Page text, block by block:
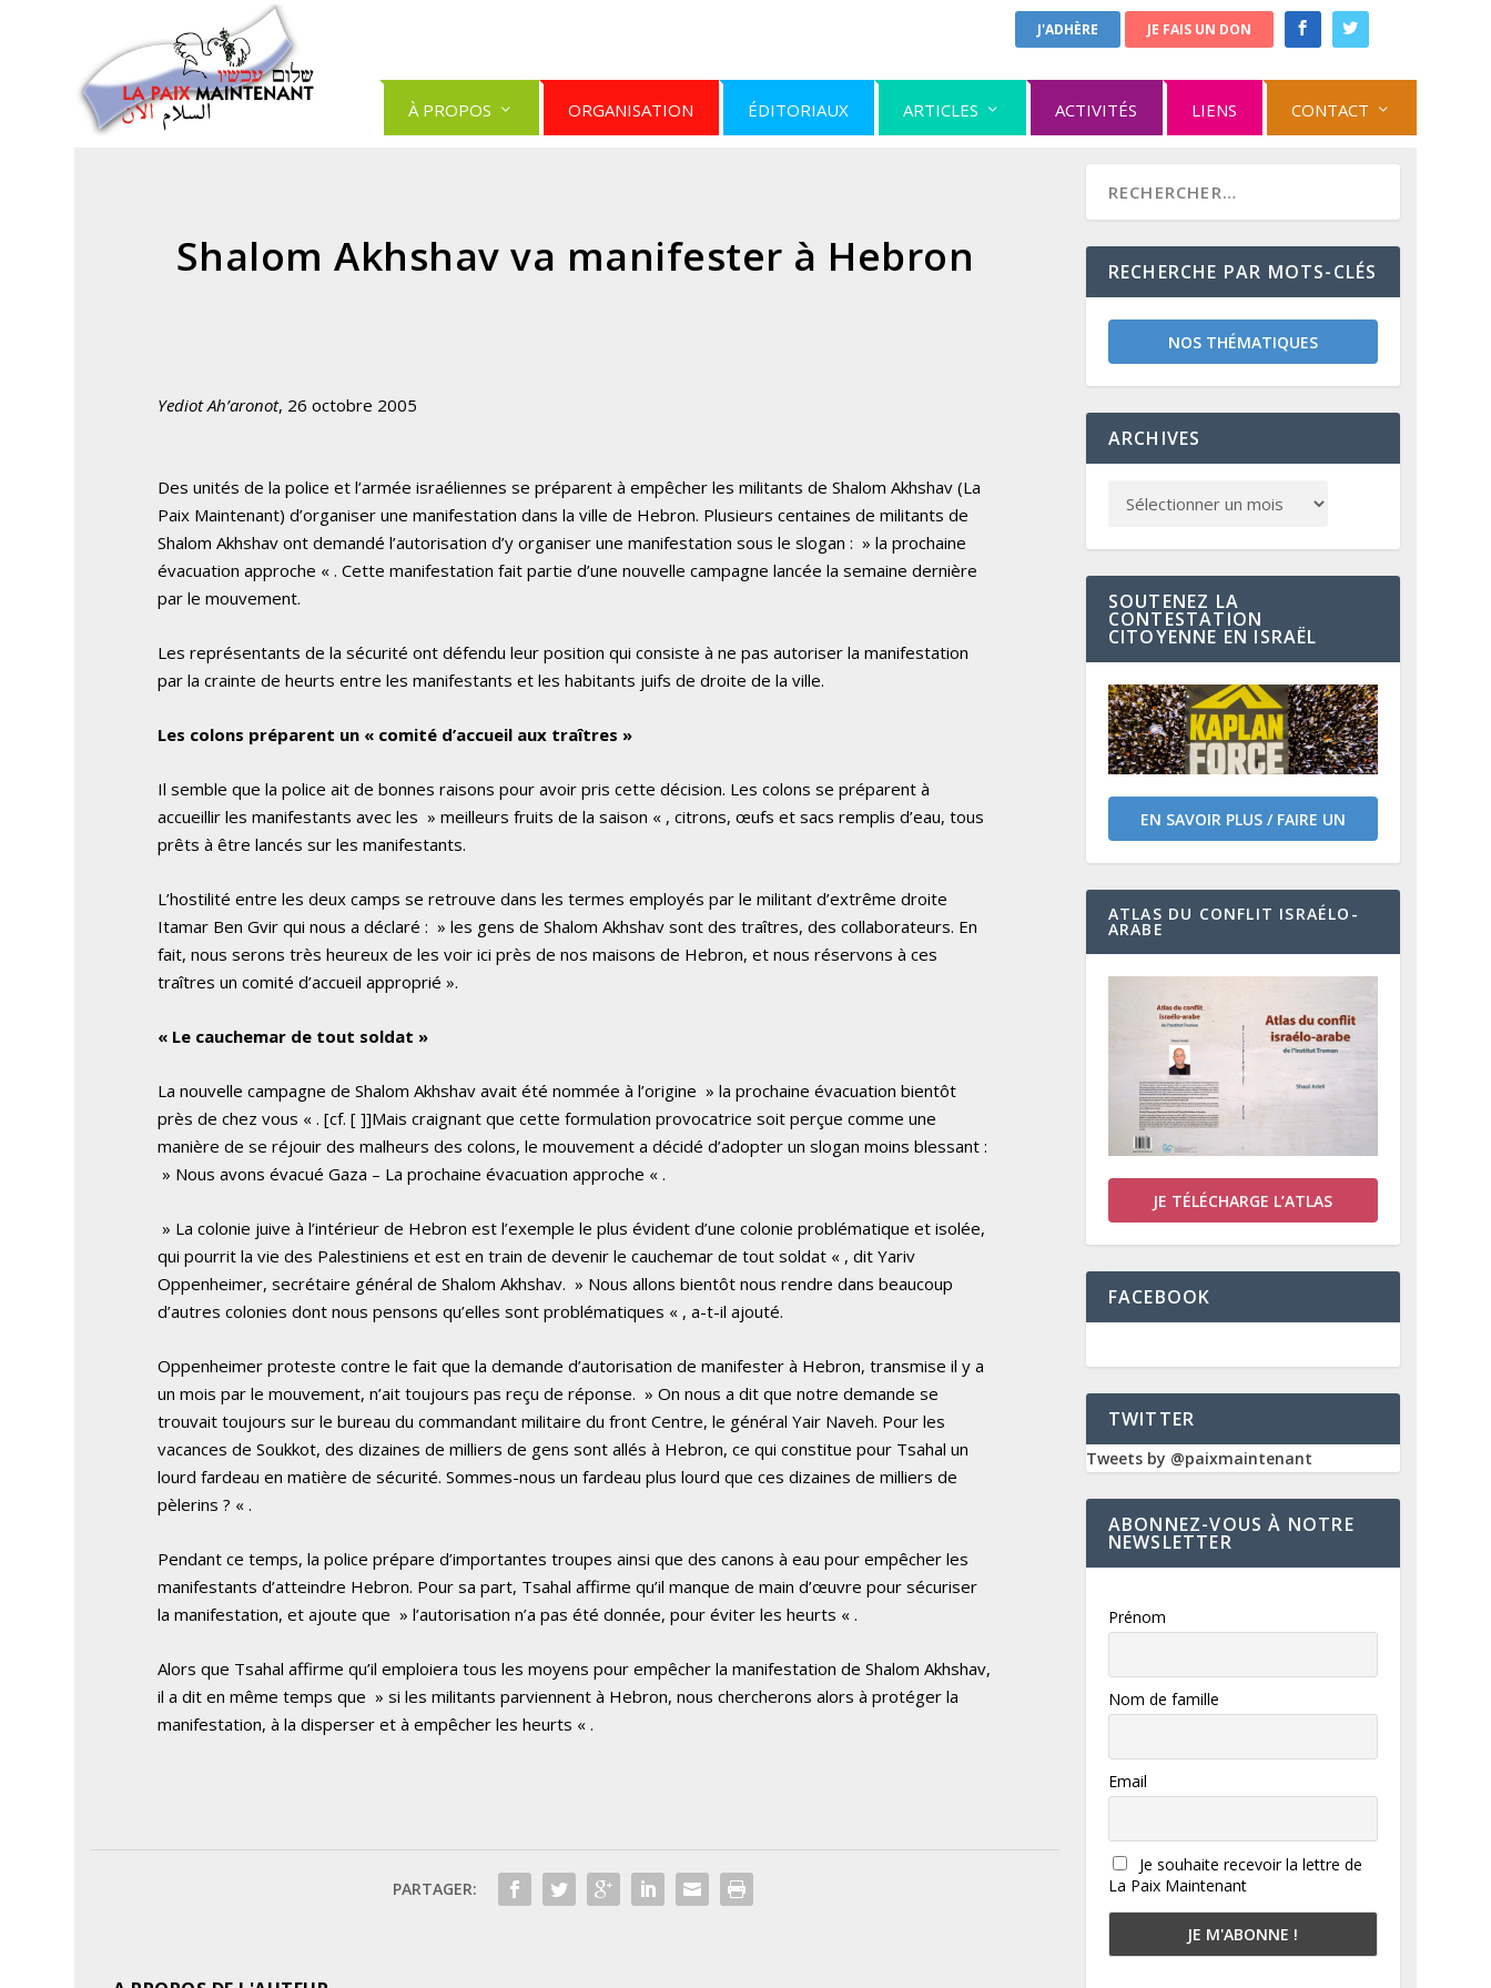
J'ADHÈRE JE FAIS UN DON
À PROPOS ORGANISATION ÉDITORIAUX ARTICLES ACTIVITÉS LIENS CONTACT
Shalom Akhshav va manifester à Hebron
Yediot Ah’aronot, 26 octobre 2005
Des unités de la police et l’armée israéliennes se préparent à empêcher les militants de Shalom Akhshav (La
Paix Maintenant) d’organiser une manifestation dans la ville de Hebron. Plusieurs centaines de militants de
Shalom Akhshav ont demandé l’autorisation d’y organiser une manifestation sous le slogan : » la prochaine
évacuation approche « . Cette manifestation fait partie d’une nouvelle campagne lancée la semaine dernière
par le mouvement.
Les représentants de la sécurité ont défendu leur position qui consiste à ne pas autoriser la manifestation
par la crainte de heurts entre les manifestants et les habitants juifs de droite de la ville.
Les colons préparent un « comité d’accueil aux traîtres »
Il semble que la police ait de bonnes raisons pour avoir pris cette décision. Les colons se préparent à
accueillir les manifestants avec les » meilleurs fruits de la saison « , citrons, œufs et sacs remplis d’eau, tous
prêts à être lancés sur les manifestants.
L’hostilité entre les deux camps se retrouve dans les termes employés par le militant d’extrême droite
Itamar Ben Gvir qui nous a déclaré : » les gens de Shalom Akhshav sont des traîtres, des collaborateurs. En
fait, nous serons très heureux de les voir ici près de nos maisons de Hebron, et nous réservons à ces
traîtres un comité d’accueil approprié ».
« Le cauchemar de tout soldat »
La nouvelle campagne de Shalom Akhshav avait été nommée à l’origine » la prochaine évacuation bientôt
près de chez vous « .[cf. [ ]]Mais craignant que cette formulation provocatrice soit perçue comme une
manière de se réjouir des malheurs des colons, le mouvement a décidé d’adopter un slogan moins blessant :
» Nous avons évacué Gaza – La prochaine évacuation approche « .
» La colonie juive à l’intérieur de Hebron est l’exemple le plus évident d’une colonie problématique et isolée,
qui pourrit la vie des Palestiniens et est en train de devenir le cauchemar de tout soldat « , dit Yariv
Oppenheimer, secrétaire général de Shalom Akhshav. » Nous allons bientôt nous rendre dans beaucoup
d’autres colonies dont nous pensons qu’elles sont problématiques « , a-t-il ajouté.
Oppenheimer proteste contre le fait que la demande d’autorisation de manifester à Hebron, transmise il y a
un mois par le mouvement, n’ait toujours pas reçu de réponse. » On nous a dit que notre demande se
trouvait toujours sur le bureau du commandant militaire du front Centre, le général Yair Naveh. Pour les
vacances de Soukkot, des dizaines de milliers de gens sont allés à Hebron, ce qui constitue pour Tsahal un
lourd fardeau en matière de sécurité. Sommes-nous un fardeau plus lourd que ces dizaines de milliers de
pèlerins ? « .
Pendant ce temps, la police prépare d’importantes troupes ainsi que des canons à eau pour empêcher les
manifestants d’atteindre Hebron. Pour sa part, Tsahal affirme qu’il manque de main d’œuvre pour sécuriser
la manifestation, et ajoute que » l’autorisation n’a pas été donnée, pour éviter les heurts « .
Alors que Tsahal affirme qu’il emploiera tous les moyens pour empêcher la manifestation de Shalom Akhshav,
il a dit en même temps que » si les militants parviennent à Hebron, nous chercherons alors à protéger la
manifestation, à la disperser et à empêcher les heurts « .
PARTAGER:
RECHERCHE PAR MOTS-CLÉS
NOS THÉMATIQUES
ARCHIVES
SOUTENEZ LA
CONTESTATION
CITOYENNE EN ISRAËL
EN SAVOIR PLUS / FAIRE UN
DON
ATLAS DU CONFLIT ISRAÉLO-
ARABE
JE TÉLÉCHARGE L’ATLAS
FACEBOOK
TWITTER
Tweets by @paixmaintenant
ABONNEZ-VOUS À NOTRE
NEWSLETTER
Prénom
Nom de famille
Email
Je souhaite recevoir la lettre de
La Paix Maintenant